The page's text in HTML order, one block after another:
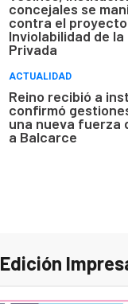
concejales se
contra el
Inviolabilidad de
Privada
ACTUALIDAD
Reino recibió a
confirmó
una nueva fuerza
a Balcarce
Edición